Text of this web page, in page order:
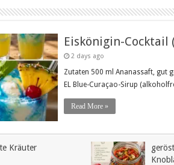
Eiskönigin-
2 days ago
Zutaten 500 ml Ananassaft, gut
EL Blue-Curaçao-Sirup
Read More »
Kräuter